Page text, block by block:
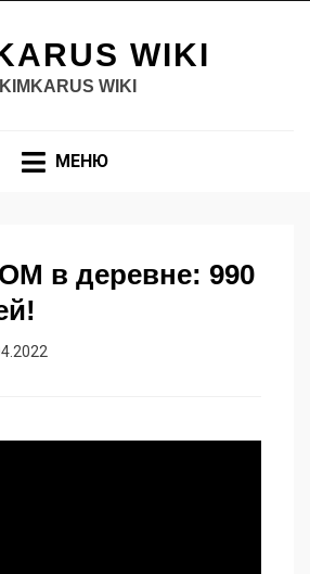
WIKI
KIMKARUS WIKI
МЕНЮ
в деревне: 990